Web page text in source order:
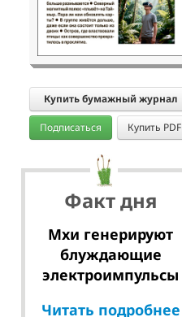
Купить бумажный журнал
Подписаться Купить PDF
Факт дня
Мхи генерируют
блуждающие
электроимпульсы
Читать подробнее